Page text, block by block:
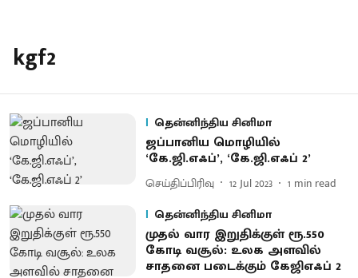
kgf2
தென்னிந்திய சினிமா
ஜப்பானிய மொழியில்
‘கே.ஜி.எஃப்’, ‘கே.ஜி.எஃப் 2’
செய்திப்பிரிவு 12 Jul 2023 1 min read
தென்னிந்திய சினிமா
முதல் வார இறுதிக்குள் ரூ.550
கோடி வசூல்: உலக அளவில்
சாதனை படைக்கும் கேஜிஎஃப் 2